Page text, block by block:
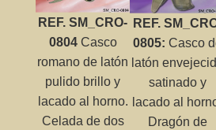
REF. SM_CRO-
0804Casco
romano de latón
pulido brillo y
lacado al horno.
Celada de dos
REF.
0805: Casco
latón
satinado y
lacado al
Dragón de